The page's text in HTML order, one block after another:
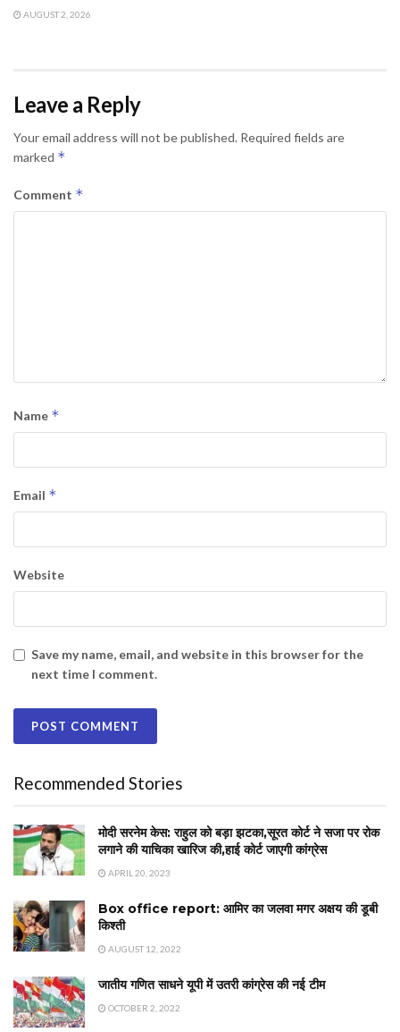
AUGUST 2, 2026
Leave a Reply
Your email address will not be published. Required fields are
marked *
Comment *
Name *
Email *
Website
Save my name, email, and website in this browser for the
next time I comment.
Recommended Stories
मोदी सरनेम केस: राहुल को बड़ा झटका,सूरत कोर्ट ने सजा पर रोक
लगाने की याचिका खारिज की,हाई कोर्ट जाएगी कांग्रेस
APRIL 20, 2023
Box office report: आमिर का जलवा मगर अक्षय की डूबी
किश्ती
AUGUST 12, 2022
जातीय गणित साधने यूपी में उतरी कांग्रेस की नई टीम
OCTOBER 2, 2022